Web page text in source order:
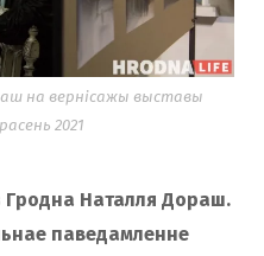
на вернісажы выставы
2021
Наталля Дораш.
паведамленне